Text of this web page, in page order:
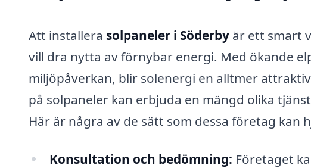
Att installera solpaneler i Söderby är ett smart
vill dra nytta av förnybar energi. Med ökande
miljöpåverkan, blir solenergi en alltmer
på solpaneler kan erbjuda en mängd olika
Här är några av de sätt som dessa företag kan
Konsultation och bedömning: Företaget